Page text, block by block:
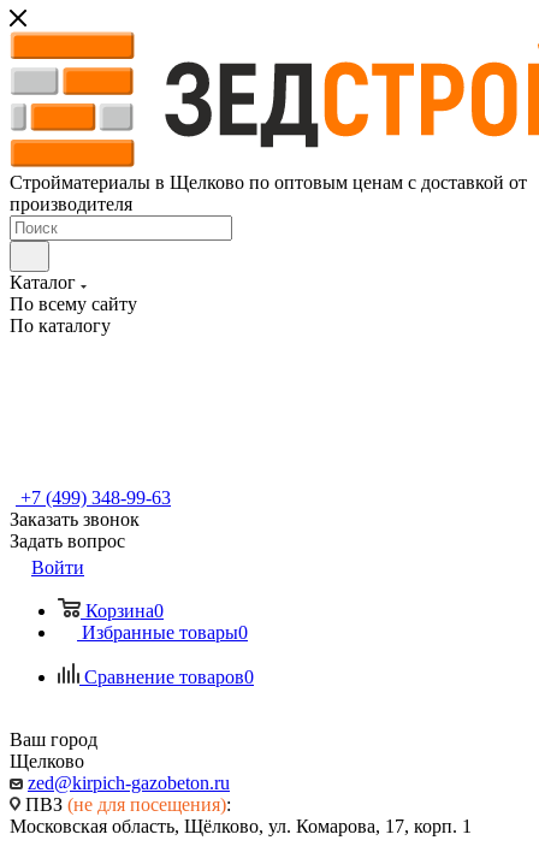
Стройматериалы в Щелково по оптовым ценам с доставкой от
производителя
Каталог
По всему сайту
По каталогу
+7 (499) 348-99-63
Заказать звонок
Задать вопрос
Войти
Корзина0
Избранные товары0
Сравнение товаров0
Ваш город
Щелково
zed@kirpich-gazobeton.ru
ПВЗ (не для посещения):
Московская область, Щёлково, ул. Комарова, 17, корп. 1